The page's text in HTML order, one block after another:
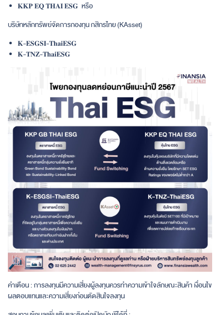
𝐊𝐊𝐏 𝐄𝐐 𝐓𝐇𝐀𝐈 𝐄𝐒𝐆 หรือ
บริษัทหลักทรัพย์จัดการกองทุน กสิกรไทย (KAsset)
𝐊-𝐄𝐒𝐆𝐒𝐈-𝐓𝐡𝐚𝐢𝐄𝐒𝐆
𝐊-𝐓𝐍𝐙-𝐓𝐡𝐚𝐢𝐄𝐒𝐆
คำเตือน : การลงทุนมีความเสี่ยงผู้ลงทุนควรทำความเข้าใจลักษณะสินค้า เงื่อนไข
ผลตอบแทนและความเสี่ยงก่อนตัดสินใจลงทุน